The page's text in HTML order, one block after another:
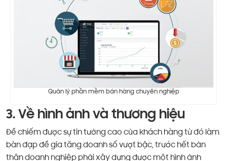
Quản lý phần mềm bán hàng chuyên nghiệp
3. Về hình ảnh và thương hiệu
Để chiếm được sự tin tưởng cao của khách hàng từ đó làm
bàn đạp để gia tăng doanh số vượt bậc, trước hết bản
thân doanh nghiệp phải xây dựng được một hình ảnh